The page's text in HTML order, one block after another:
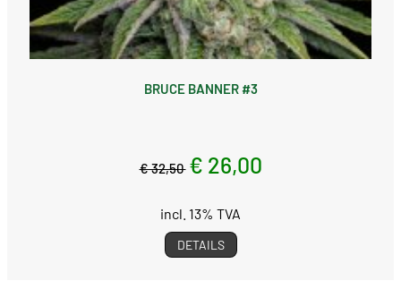
BRUCE BANNER #3
€ 32,50 € 26,00
incl. 13% TVA
DETAILS